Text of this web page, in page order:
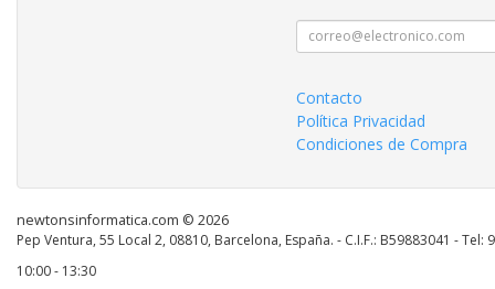
Contacto
Política Privacidad
Condiciones de Compra
newtonsinformatica.com © 2026
Pep Ventura, 55 Local 2, 08810, Barcelona, España. - C.I.F.: B59883041 - Tel:
10:00 - 13:30